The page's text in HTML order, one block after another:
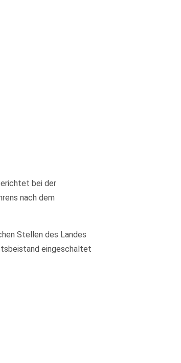
bei der
nach dem
Stellen des Landes
eingeschaltet